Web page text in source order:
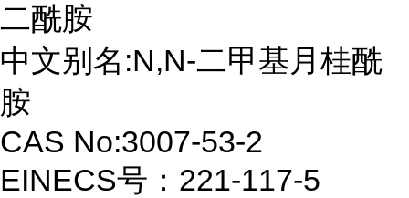
二酰胺
中文别名:N,N-二甲基月桂酰
胺
CAS No:3007-53-2
EINECS号：221-117-5